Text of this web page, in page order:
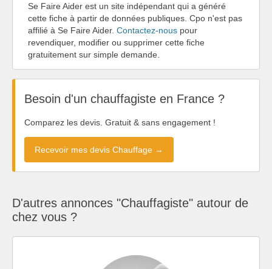
Se Faire Aider est un site indépendant qui a généré
cette fiche à partir de données publiques. Cpo n'est pas
affilié à Se Faire Aider. Contactez-nous pour
revendiquer, modifier ou supprimer cette fiche
gratuitement sur simple demande.
Besoin d'un chauffagiste en France ?
Comparez les devis. Gratuit & sans engagement !
Recevoir mes devis Chauffage →
D'autres annonces "Chauffagiste" autour de
chez vous ?